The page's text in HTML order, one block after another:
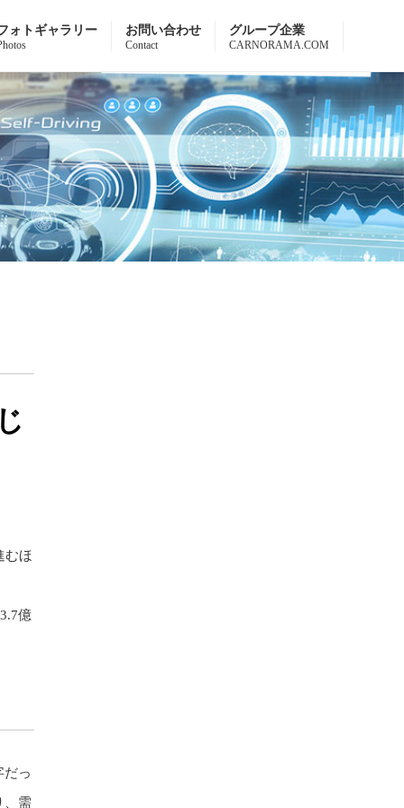
ォトギャラリー お問い合わせ
Contact
グループ企業
CARNORAMA.COM
むほ
億
だっ
、需